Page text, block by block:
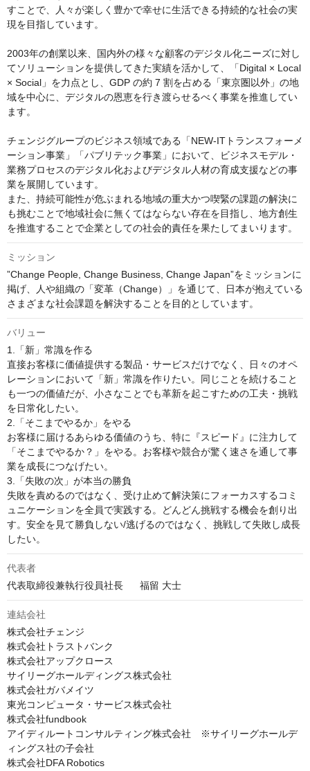
すことで、人々が楽しく豊かで幸せに生活できる持続的な社会の実
現を目指しています。
2003年の創業以来、国内外の様々な顧客のデジタル化ニーズに対し
てソリューションを提供してきた実績を活かして、「Digital × Local
× Social」を力点とし、GDP の約 7 割を占める「東京圏以外」の地
域を中心に、デジタルの恩恵を行き渡らせるべく事業を推進してい
ます。
チェンジグループのビジネス領域である「NEW-ITトランスフォーメ
ーション事業」「パブリテック事業」において、ビジネスモデル・
業務プロセスのデジタル化およびデジタル人材の育成支援などの事
業を展開しています。
また、持続可能性が危ぶまれる地域の重大かつ喫緊の課題の解決に
も挑むことで地域社会に無くてはならない存在を目指し、地方創生
を推進することで企業としての社会的責任を果たしてまいります。
ミッション
”Change People, Change Business, Change Japan”をミッションに
掲げ、人や組織の「変革（Change）」を通じて、日本が抱えている
さまざまな社会課題を解決することを目的としています。
バリュー
1.「新」常識を作る
直接お客様に価値提供する製品・サービスだけでなく、日々のオペ
レーションにおいて「新」常識を作りたい。同じことを続けること
も一つの価値だが、小さなことでも革新を起こすための工夫・挑戦
を日常化したい。
2.「そこまでやるか」をやる
お客様に届けるあらゆる価値のうち、特に『スピード』に注力して
「そこまでやるか？」をやる。お客様や競合が驚く速さを通して事
業を成長につなげたい。
3.「失敗の次」が本当の勝負
失敗を責めるのではなく、受け止めて解決策にフォーカスするコミ
ュニケーションを全員で実践する。どんどん挑戦する機会を創り出
す。安全を見て勝負しない/逃げるのではなく、挑戦して失敗し成長
したい。
代表者
代表取締役兼執行役員社長	福留 大士
連結会社
株式会社チェンジ
株式会社トラストバンク
株式会社アップクロース
サイリーグホールディングス株式会社
株式会社ガバメイツ
東光コンピュータ・サービス株式会社
株式会社fundbook
アイディルートコンサルティング株式会社　※サイリーグホールデ
ィングス社の子会社
株式会社DFA Robotics